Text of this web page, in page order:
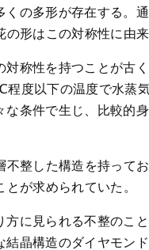
の多形が存在する。
形はこの対称性に由来
称性を持つことが古
程度以下の温度で水蒸
条件で生じ、比較的
不整した構造を持って
とが求められていた。
に見られる不整のこ
晶構造のダイヤモン